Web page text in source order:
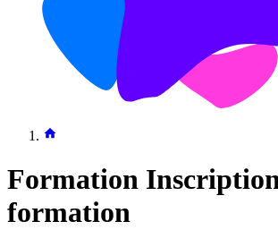
Formation
formation